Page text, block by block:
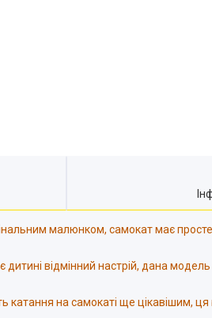
малюнком, самокат має
відмінний настрій, дана
катання на самокаті ще цікавішим,